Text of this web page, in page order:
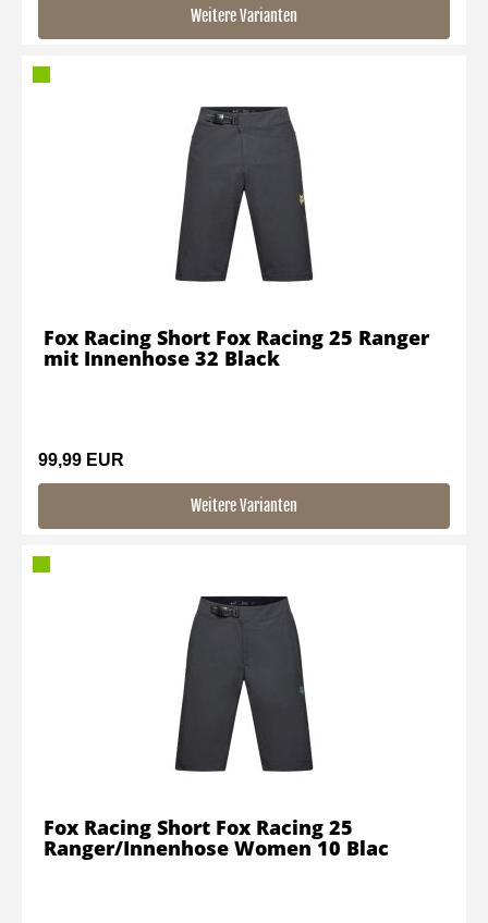
Weitere Varianten
99,99 EUR
Weitere Varianten
Fox Racing Short Fox Racing 25 Ranger
mit Innenhose 32 Black
Fox Racing Short Fox Racing 25
Ranger/Innenhose Women 10 Blac